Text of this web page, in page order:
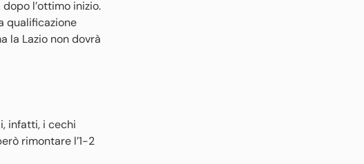
l’ottimo inizio.
qualificazione
la Lazio non dovrà
infatti, i cechi
rimontare l’1-2